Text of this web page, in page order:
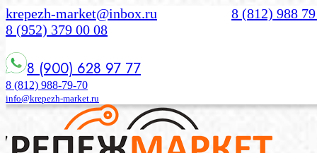
krepezh-market@inbox.ru
8 (812) 988
8 (952) 379 00 08
8 (900) 628 97 77
8 (812) 988-79-70
info@krepezh-market.ru